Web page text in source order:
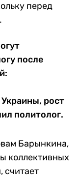
перед
после
рост
политолог.
Барынкина,
коллективных
считает